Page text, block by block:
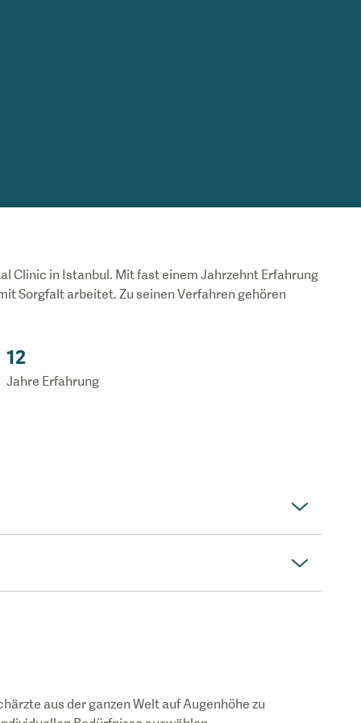
Clinic in Istanbul. Mit fast einem Jahrzehnt Erfahrung
Sorgfalt arbeitet. Zu seinen Verfahren gehören
12
Jahre Erfahrung
aus der ganzen Welt auf Augenhöhe zu